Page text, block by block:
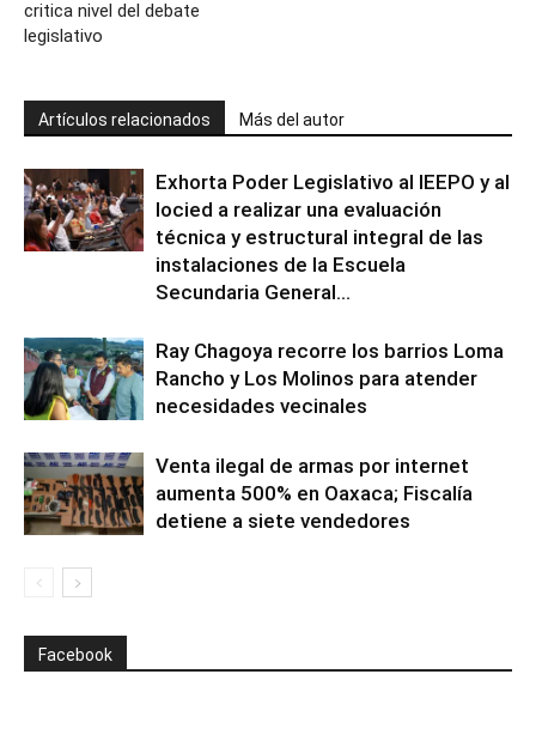
critica nivel del debate
legislativo
Artículos relacionados Más del autor
Exhorta Poder Legislativo al IEEPO y al
Iocied a realizar una evaluación
técnica y estructural integral de las
instalaciones de la Escuela
Secundaria General...
Ray Chagoya recorre los barrios Loma
Rancho y Los Molinos para atender
necesidades vecinales
Venta ilegal de armas por internet
aumenta 500% en Oaxaca; Fiscalía
detiene a siete vendedores
Facebook